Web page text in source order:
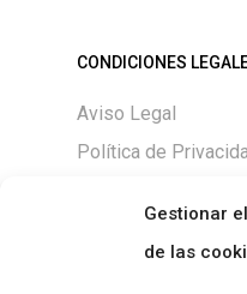
Gestionar
de las
CONDICIONES
Aviso Legal
Política de